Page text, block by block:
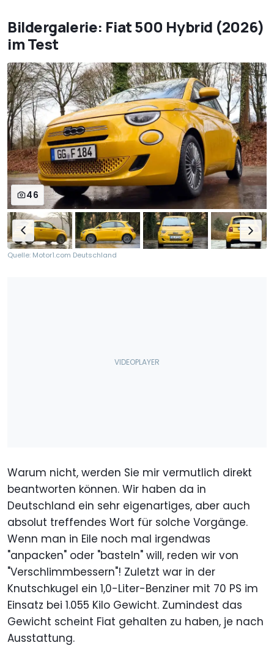
Bildergalerie: Fiat 500 Hybrid (2026)
im Test
46
Quelle: Motor1.com Deutschland
Warum nicht, werden Sie mir vermutlich direkt
beantworten können. Wir haben da in
Deutschland ein sehr eigenartiges, aber auch
absolut treffendes Wort für solche Vorgänge.
Wenn man in Eile noch mal irgendwas
"anpacken" oder "basteln" will, reden wir von
"Verschlimmbessern"! Zuletzt war in der
Knutschkugel ein 1,0-Liter-Benziner mit 70 PS im
Einsatz bei 1.055 Kilo Gewicht. Zumindest das
Gewicht scheint Fiat gehalten zu haben, je nach
Ausstattung.